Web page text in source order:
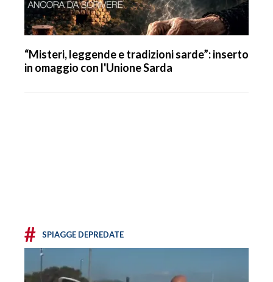
“Misteri, leggende e tradizioni sarde”: inserto
in omaggio con l'Unione Sarda
# SPIAGGE DEPREDATE